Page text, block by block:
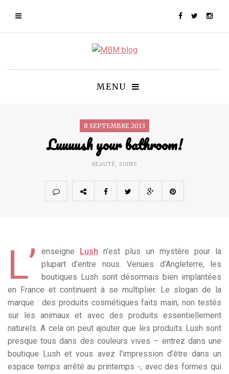
MENU
8 SEPTEMBRE 2013
Luuuush your bathroom!
BEAUTÉ, SOINS
L’ enseigne Lush n’est plus un mystère pour la
plupart d’entre nous. Venues d’Angleterre, les
boutiques Lush sont désormais bien implantées
en France et continuent à se multiplier. Le slogan de la
marque : des produits cosmétiques faits main, non testés
sur les animaux et avec des produits essentiellement
naturels. A cela on peut ajouter que les produits Lush sont
presque tous dans des couleurs vives – entrez dans une
boutique Lush et vous avez l’impression d’être dans un
espace temps arrêté au printemps -, avec des formes qui